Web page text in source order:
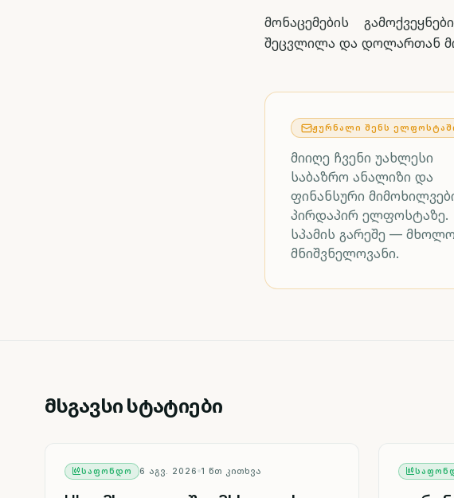
მონაცემების
შეცვლილა და დოლართან
ᲟᲣᲠᲜᲐᲚᲘ ᲨᲔᲜᲡ
მიიღე ჩვენი უახლესი
საბაზრო ანალიზი და
ფინანსური
პირდაპირ ელფოსტაზე.
სპამის გარეშე —
მნიშვნელოვანი.
მსგავსი სტატიები
ᲡᲐᲤᲝᲜᲓᲝ 6 ᲐᲒᲕ. 2026 1 ᲬᲗ ᲙᲘᲗᲮᲕᲐ